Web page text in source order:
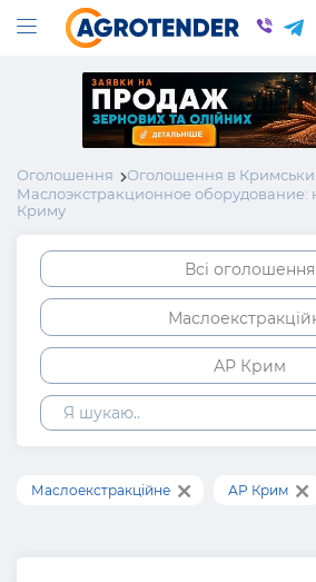
Оголошення
Оголошення в
Маслоэкстракционное оборудование:
Криму
Всі оголошення
АР Крим
Маслоекстракційне АР Крим